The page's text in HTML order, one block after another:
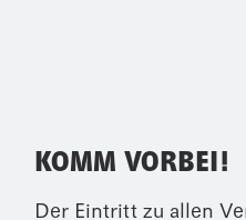
KOMM VORBEI!
Der Eintritt zu allen